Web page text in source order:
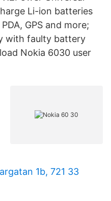
Li-ion batteries
GPS and more;
with faulty battery
Nokia 6030 user
1b, 721 33